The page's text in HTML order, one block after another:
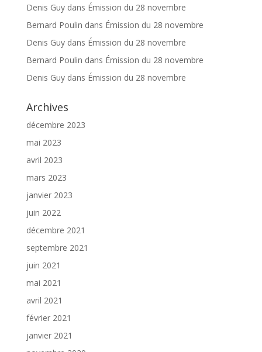
Denis Guydans Émission du 28 novembre
Bernard Poulin dans Émission du 28 novembre
Denis Guydans Émission du 28 novembre
Bernard Poulin dans Émission du 28 novembre
Denis Guydans Émission du 28 novembre
Archives
décembre 2023
mai 2023
avril 2023
mars 2023
janvier 2023
juin 2022
décembre 2021
septembre 2021
juin 2021
mai 2021
avril 2021
février 2021
janvier 2021